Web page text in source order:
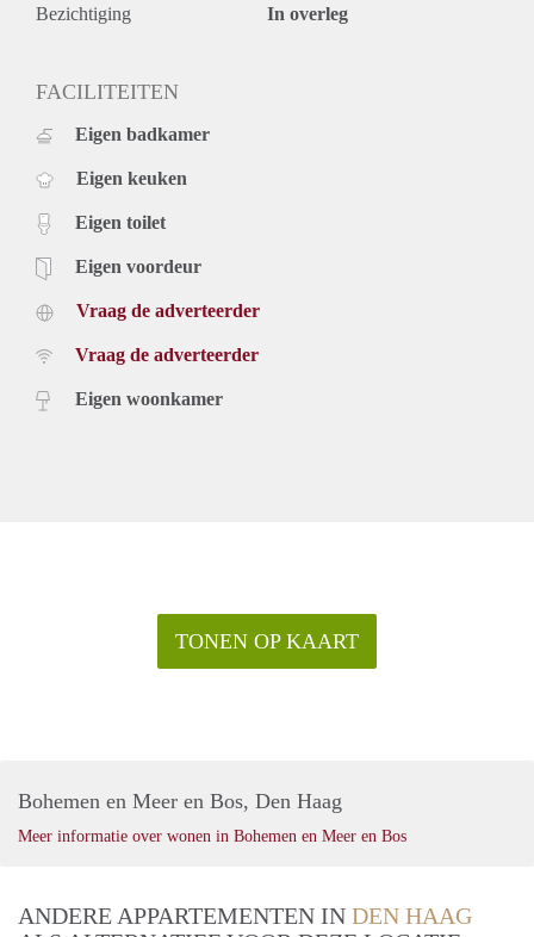
- Close to the beach
- Near public transport connections
Rental price: €1395,- excluding utilities - Furnished
Bezichtiging In overleg
FACILITEITEN
Eigen badkamer
Eigen keuken
Eigen toilet
Eigen voordeur
Vraag de adverteerder
Vraag de adverteerder
Eigen woonkamer
TONEN OP KAART
Bohemen en Meer en Bos, Den Haag
Meer informatie over wonen in Bohemen en Meer en Bos
ANDERE APPARTEMENTEN IN DEN HAAG